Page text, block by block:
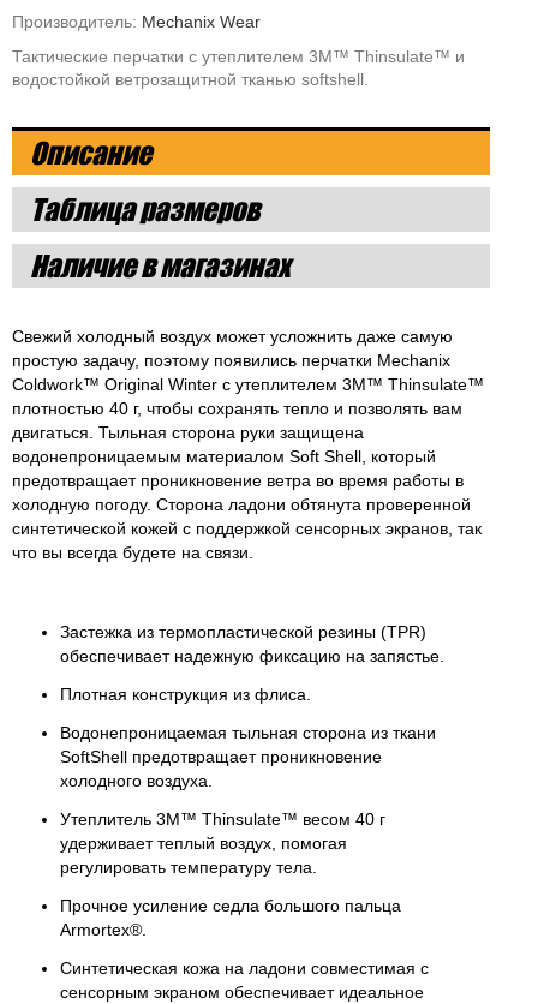
Производитель: Mechanix Wear
Тактические перчатки с утеплителем 3M™ Thinsulate™ и
водостойкой ветрозащитной тканью softshell.
Описание
Таблица размеров
Наличие в магазинах
Свежий холодный воздух может усложнить даже самую
простую задачу, поэтому появились перчатки Mechanix
Coldwork™ Original Winter с утеплителем 3M™ Thinsulate™
плотностью 40 г, чтобы сохранять тепло и позволять вам
двигаться. Тыльная сторона руки защищена
водонепроницаемым материалом Soft Shell, который
предотвращает проникновение ветра во время работы в
холодную погоду. Сторона ладони обтянута проверенной
синтетической кожей с поддержкой сенсорных экранов, так
что вы всегда будете на связи.
Застежка из термопластической резины (TPR)
обеспечивает надежную фиксацию на запястье.
Плотная конструкция из флиса.
Водонепроницаемая тыльная сторона из ткани
SoftShell предотвращает проникновение
холодного воздуха.
Утеплитель 3M™ Thinsulate™ весом 40 г
удерживает теплый воздух, помогая
регулировать температуру тела.
Прочное усиление седла большого пальца
Armortex®.
Синтетическая кожа на ладони совместимая с
сенсорным экраном обеспечивает идеальное